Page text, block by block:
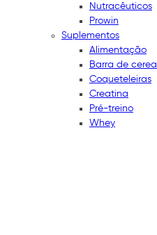
Nutracêuticos
Prowin
Suplementos
Alimentação
Barra de cereal
Coqueteleiras
Creatina
Pré-treino
Whey